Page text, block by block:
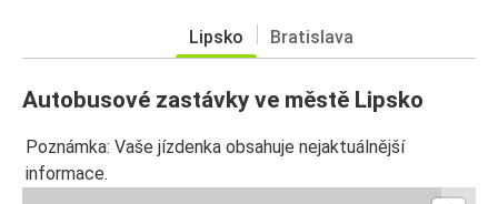
Lipsko Bratislava
Autobusové zastávky ve městě Lipsko
Poznámka: Vaše jízdenka obsahuje nejaktuálnější
informace.